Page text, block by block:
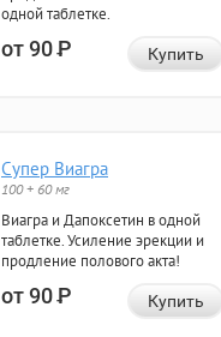
одной таблетке.
от 90Р Купить
Супер Виагра
100 + 60 мг
Виагра и Дапоксетин в одной
таблетке. Усиление эрекции и
продление полового акта!
от 90Р Купить